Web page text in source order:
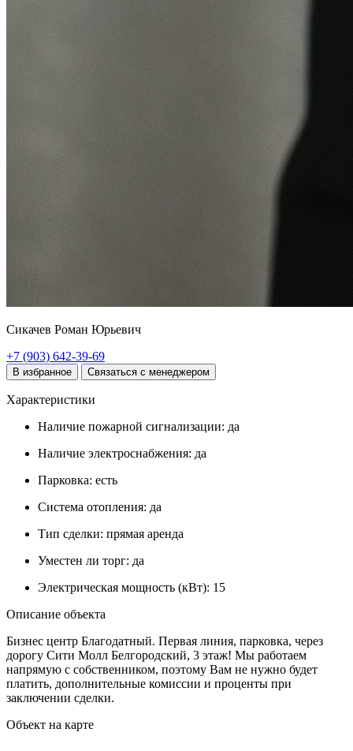
Сикачев Роман Юрьевич
+7 (903) 642-39-69
В избранное Связаться с менеджером
Характеристики
Наличие пожарной сигнализации: да
Наличие электроснабжения: да
Парковка: есть
Система отопления: да
Тип сделки: прямая аренда
Уместен ли торг: да
Электрическая мощность (кВт): 15
Описание объекта
Бизнес центр Благодатный. Первая линия, парковка, через
дорогу Сити Молл Белгородский, 3 этаж! Мы работаем
напрямую с собственником, поэтому Вам не нужно будет
платить, дополнительные комиссии и проценты при
заключении сделки.
Объект на карте